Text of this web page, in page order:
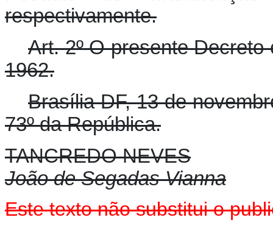
respectivamente.
Art. 2º O presente
1962.
Brasília DF, 13 de
73º da República.
TANCREDO NEVES
João de Segadas Vianna
Este texto não substitui o